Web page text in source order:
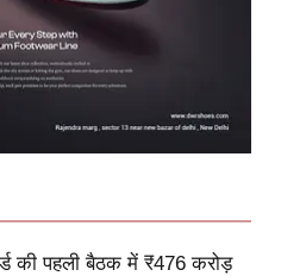
की पहली बैठक में ₹476 करोड़